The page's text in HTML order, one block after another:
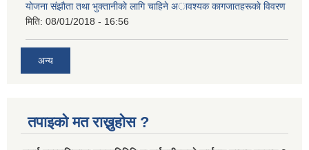
याेजना संझाैता तथा भुक्तानीकाे लागि चाहिने अावश्यक कागजातहरूकाे विवरण
मिति: 08/01/2018 - 16:56
अन्य
तपाइको मत राख्नुहोस ?